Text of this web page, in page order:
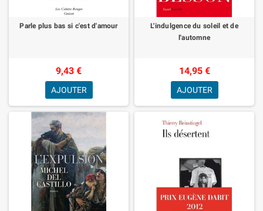
Parle plus bas si c'est d'amour
9,43 €
AJOUTER
L'indulgence du soleil et de
l'automne
14,95 €
AJOUTER